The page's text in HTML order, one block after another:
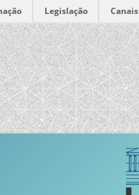
Legislação Canais